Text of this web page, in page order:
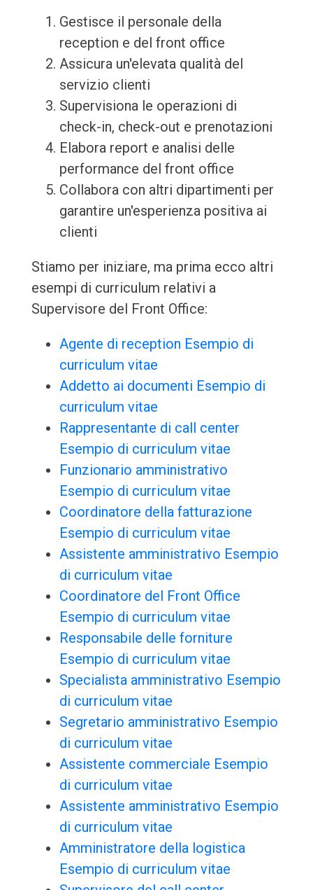
Gestisce il personale della
reception e del front office
Assicura un'elevata qualità del
servizio clienti
Supervisiona le operazioni di
check-in, check-out e prenotazioni
Elabora report e analisi delle
performance del front office
Collabora con altri dipartimenti per
garantire un'esperienza positiva ai
clienti
Stiamo per iniziare, ma prima ecco altri
esempi di curriculum relativi a
Supervisore del Front Office:
Agente di reception Esempio di
curriculum vitae
Addetto ai documenti Esempio di
curriculum vitae
Rappresentante di call center
Esempio di curriculum vitae
Funzionario amministrativo
Esempio di curriculum vitae
Coordinatore della fatturazione
Esempio di curriculum vitae
Assistente amministrativo Esempio
di curriculum vitae
Coordinatore del Front Office
Esempio di curriculum vitae
Responsabile delle forniture
Esempio di curriculum vitae
Specialista amministrativo Esempio
di curriculum vitae
Segretario amministrativo Esempio
di curriculum vitae
Assistente commerciale Esempio
di curriculum vitae
Assistente amministrativo Esempio
di curriculum vitae
Amministratore della logistica
Esempio di curriculum vitae